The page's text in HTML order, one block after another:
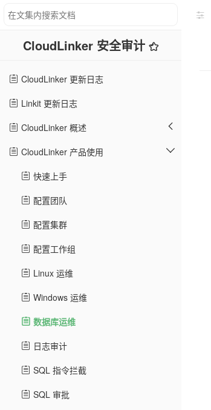
CloudLinker 安全审计
CloudLinker 更新日志
Linkit 更新日志
CloudLinker 概述
CloudLinker 产品使用
快速上手
配置团队
配置集群
配置工作组
Linux 运维
Windows 运维
数据库运维
日志审计
SQL 指令拦截
SQL 审批